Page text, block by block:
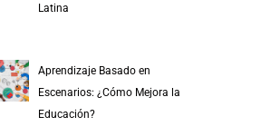
Latina
Aprendizaje Basado en
Escenarios: ¿Cómo Mejora la
Educación?